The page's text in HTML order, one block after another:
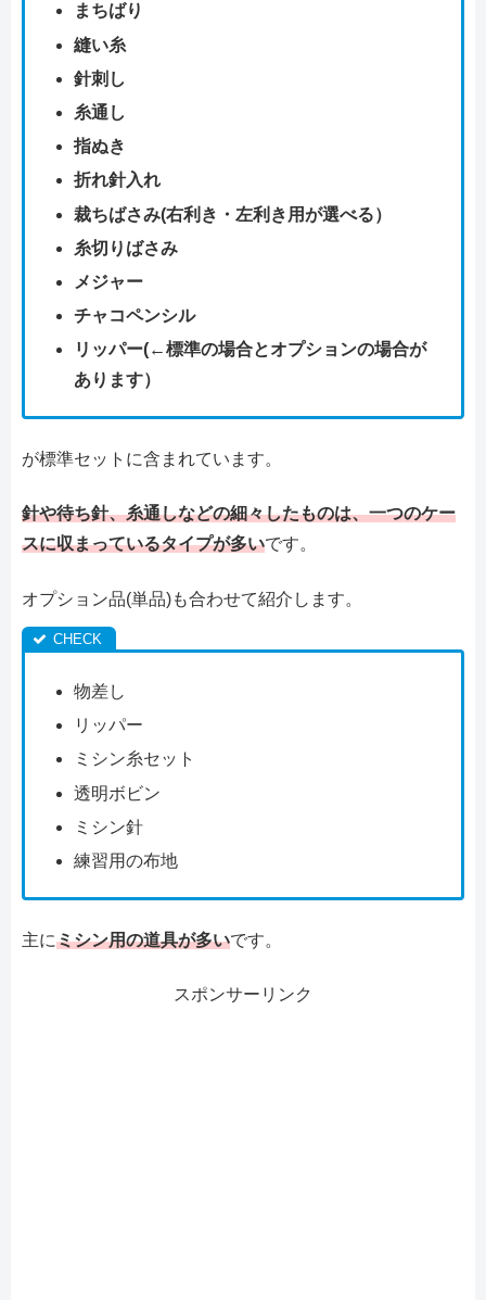
まちばり
縫い糸
針刺し
糸通し
指ぬき
折れ針入れ
裁ちばさみ(右利き・左利き用が選べる）
糸切りばさみ
メジャー
チャコペンシル
リッパー(←標準の場合とオプションの場合が
あります）
が標準セットに含まれています。
針や待ち針、糸通しなどの細々したものは、一つのケー
スに収まっているタイプが多いです。
オプション品(単品)も合わせて紹介します。
物差し
リッパー
ミシン糸セット
透明ボビン
ミシン針
練習用の布地
主にミシン用の道具が多いです。
スポンサーリンク